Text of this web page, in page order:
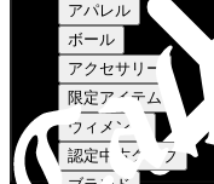
アパレル
ボール
アクセサリー
限定アイテム
ウィメンズ
認定中古クラブ